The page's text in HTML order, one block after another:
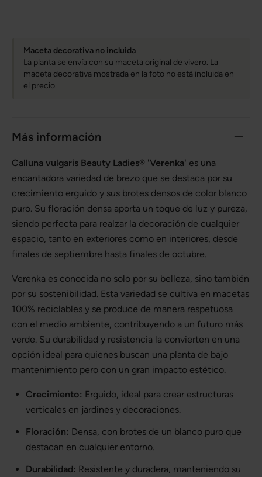
Maceta decorativa no incluida
La planta se envía con su maceta original de vivero. La
maceta decorativa mostrada en la foto no está incluida en
el precio.
Más información
Calluna vulgaris Beauty Ladies® 'Verenka' es una
encantadora variedad de brezo que se destaca por su
crecimiento erguido y sus brotes densos de color blanco
puro. Su floración densa aporta un toque de luz y pureza,
siendo perfecta para realzar la decoración de cualquier
espacio, tanto en exteriores como en interiores, desde
finales de septiembre hasta finales de octubre.
Verenka es conocida no solo por su belleza, sino también
por su sostenibilidad. Esta variedad se cultiva en macetas
100% reciclables y se produce de manera respetuosa
con el medio ambiente, contribuyendo a un futuro más
verde. Su durabilidad y resistencia la convierten en una
opción ideal para quienes buscan una planta de bajo
mantenimiento pero con un gran impacto estético.
Crecimiento: Erguido, ideal para crear estructuras
verticales en jardines y decoraciones.
Floración: Densa, con brotes de un blanco puro que
destacan en cualquier entorno.
Durabilidad: Resistente y duradera, manteniendo su